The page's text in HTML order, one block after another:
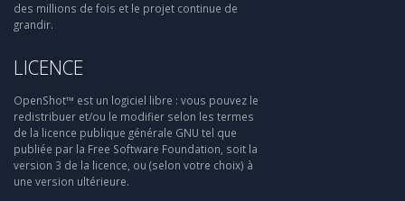
des millions de fois et le projet continue de
grandir.
LICENCE
OpenShot™ est un logiciel libre : vous pouvez le
redistribuer et/ou le modifier selon les termes
de la licence publique générale GNU tel que
publiée par la Free Software Foundation, soit la
version 3 de la licence, ou (selon votre choix) à
une version ultérieure.